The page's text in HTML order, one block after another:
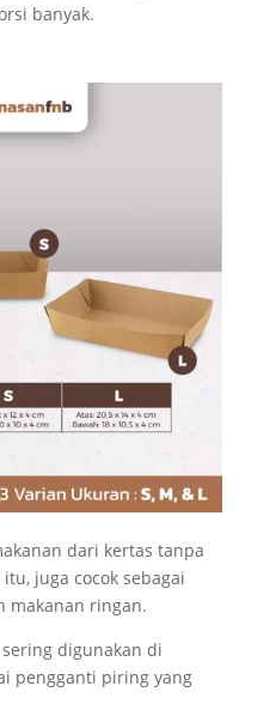
banyak.
dari kertas tanpa
juga cocok sebagai
makanan ringan.
digunakan di
pengganti piring yang